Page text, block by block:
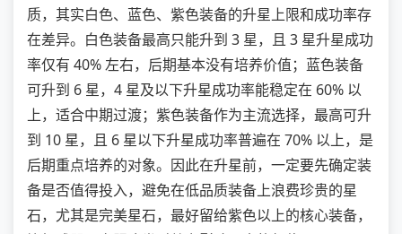
质，其实白色、蓝色、紫色装备的升星上限和成功率存
在差异。白色装备最高只能升到 3 星，且 3 星升星成功
率仅有 40% 左右，后期基本没有培养价值；蓝色装备
可升到 6 星，4 星及以下升星成功率能稳定在 60% 以
上，适合中期过渡；紫色装备作为主流选择，最高可升
到 10 星，且 6 星以下升星成功率普遍在 70% 以上，是
后期重点培养的对象。因此在升星前，一定要先确定装
备是否值得投入，避免在低品质装备上浪费珍贵的星
石，尤其是完美星石，最好留给紫色以上的核心装备，